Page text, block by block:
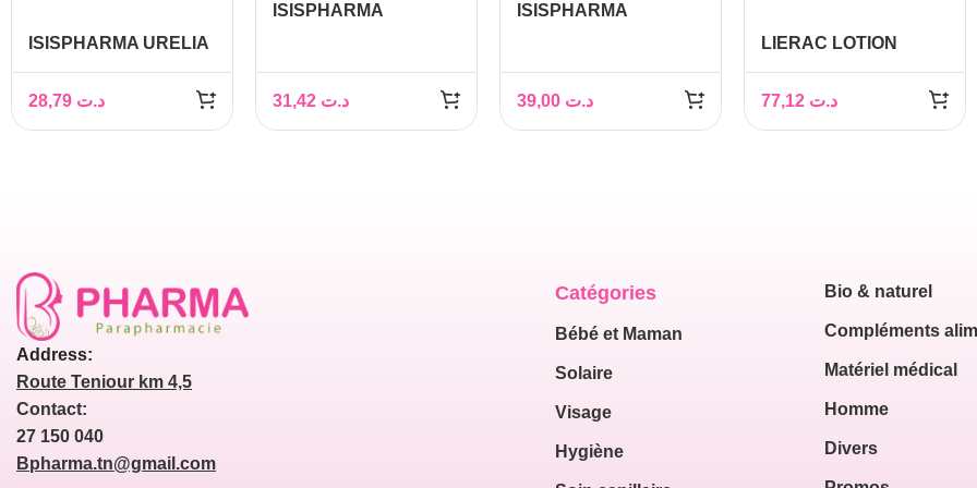
ISISPHARMA URELIA
EXFOLIANT 200ML
د.ت
ISISPHARMA
ECLAT 250ML
د.ت
ISISPHARMA
د.ت
LIERAC LOTION
TONIQUE 200ML
د.ت
Address:
Route Teniour km 4,5
Contact:
27 150 040
Bpharma.tn@gmail.com
Catégories
Bébé et Maman
Solaire
Visage
Hygiène
Bio & naturel
Compléments
Matériel médical
Homme
Divers